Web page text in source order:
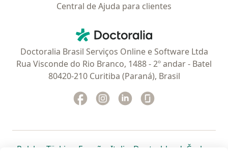
Central de Ajuda para clientes
Doctoralia - Homepage
Doctoralia Brasil Serviços Online e Software Ltda
Rua Visconde do Rio Branco, 1488 - 2º andar - Batel
80420-210 Curitiba (Paraná), Brasil
Facebook
abre num novo separador
Instagram
abre num novo separador
Linkedin
abre num novo
Polska abre num novo separador
Türkiye abre num novo separador
España abre num novo separador
Italia abre num novo
Deutschlandabre num
Česko